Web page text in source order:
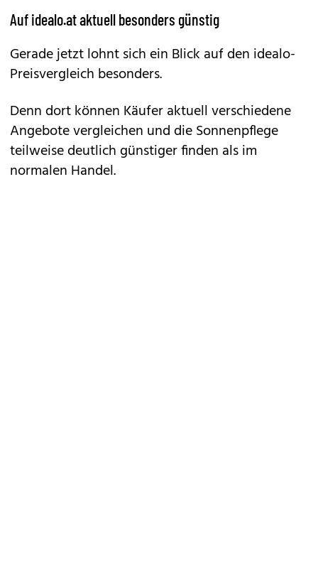
Auf idealo.at aktuell besonders günstig
Gerade jetzt lohnt sich ein Blick auf den idealo-
Preisvergleich besonders.
Denn dort können Käufer aktuell verschiedene
Angebote vergleichen und die Sonnenpflege
teilweise deutlich günstiger finden als im
normalen Handel.